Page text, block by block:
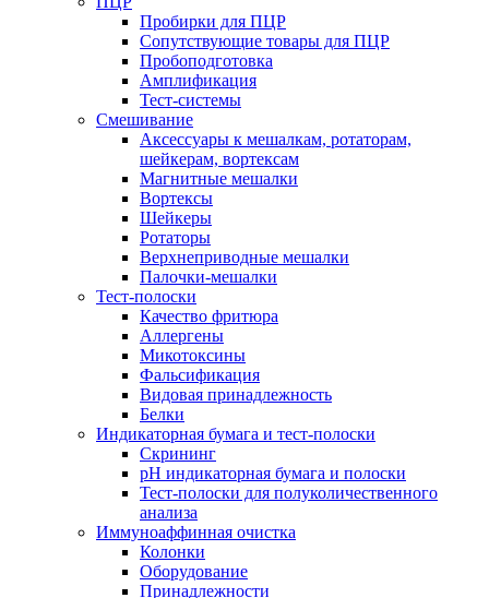
Пробирки для ПЦР
Сопутствующие товары для ПЦР
Пробоподготовка
Амплификация
Тест-системы
Смешивание
Аксессуары к мешалкам, ротаторам,
шейкерам, вортексам
Магнитные мешалки
Вортексы
Шейкеры
Ротаторы
Верхнеприводные мешалки
Палочки-мешалки
Тест-полоски
Качество фритюра
Аллергены
Микотоксины
Фальсификация
Видовая принадлежность
Белки
Индикаторная бумага и тест-полоски
Скрининг
pH индикаторная бумага и полоски
Тест-полоски для полуколичественного
анализа
Иммуноаффинная очистка
Колонки
Оборудование
Принадлежности